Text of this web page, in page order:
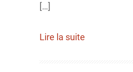
[…]
Lire la suite